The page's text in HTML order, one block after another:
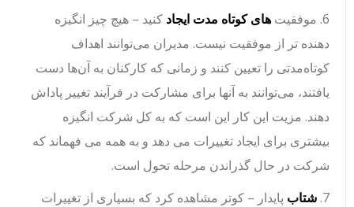
های کوتاه مدت ایجادکنید – هیچ چیز انگیزه
دهنده تر از موفقیت نیست. مدیران می‌توانند اهداف
کوتاه‌مدتی را تعیین کنند و زمانی که کارکنان به آن‌ها دست
یافتند، می‌توانند به آنها برای مشارکت در فرآیند تغییر پاداش
دهند. مزیت این کار این است که به کل شرکت انگیزه
بیشتری برای ایجاد تغییرات می دهد و به همه می فهماند که
شرکت در حال گذراندن مرحله تحول است.
شتابپایدار – کوتر مشاهده کرد که بسیاری از تغییرات